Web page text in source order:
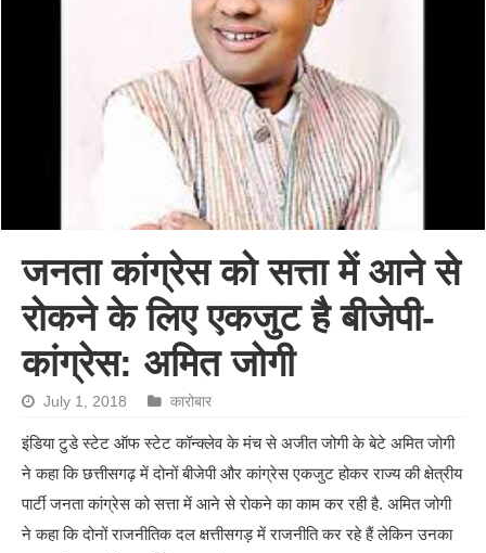
जनता कांग्रेस को सत्ता में आने से
रोकने के लिए एकजुट है बीजेपी-
कांग्रेस: अमित जोगी
July 1, 2018 कारोबार
इंडिया टुडे स्टेट ऑफ स्टेट कॉन्क्लेव के मंच से अजीत जोगी के बेटे अमित जोगी
ने कहा कि छत्तीसगढ़ में दोनों बीजेपी और कांग्रेस एकजुट होकर राज्य की क्षेत्रीय
पार्टी जनता कांग्रेस को सत्ता में आने से रोकने का काम कर रही है. अमित जोगी
ने कहा कि दोनों राजनीतिक दल क्षत्तीसगड़ में राजनीति कर रहे हैं लेकिन उनका